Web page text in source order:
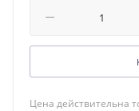
Цена действительна